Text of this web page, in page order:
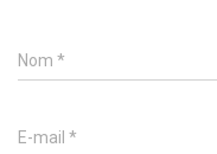
Nom *
E-mail *